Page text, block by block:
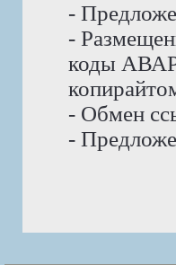
-
-
коды
- Обмен
-